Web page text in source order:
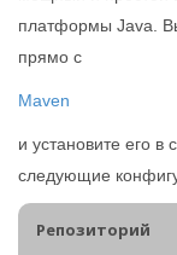
платформы Java.
прямо с
Maven
и установите его в
следующие
Репозиторий